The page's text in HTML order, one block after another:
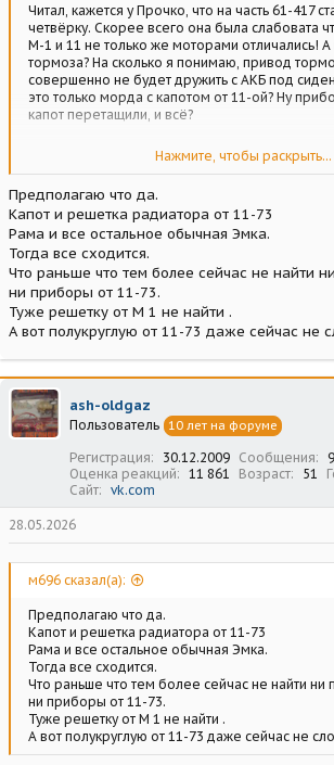
Читал, кажется у Прочко, что на часть 61-417
четвёрку. Скорее всего она была слабовата
М-1 и 11 не только же моторами отличались!
тормоза? На сколько я понимаю, привод
совершенно не будет дружить с АКБ под
это только морда с капотом от 11-ой? Ну
капот перетащили, и всё?
У меня на даче лежат остатки кузова от 11-73
Нажмите, чтобы раскрыть...
Предполагаю что да.
Капот и решетка радиатора от 11-73
Рама и все остальное обычная Эмка.
Тогда все сходится.
Что раньше что тем более сейчас не найти
ни приборы от 11-73.
Туже решетку от М 1 не найти .
А вот полукруглую от 11-73 даже сейчас не
ash-oldgaz
Пользователь 10 лет на форуме
Регистрация 30.12.2009 Сообщения
Оценка реакций
11 861 Возраст 51
Сайт
vk.com
28.05.2026
м696 сказал(а):
Предполагаю что да.
Капот и решетка радиатора от 11-73
Рама и все остальное обычная Эмка.
Тогда все сходится.
Что раньше что тем более сейчас не найти
ни приборы от 11-73.
Туже решетку от М 1 не найти .
А вот полукруглую от 11-73 даже сейчас не